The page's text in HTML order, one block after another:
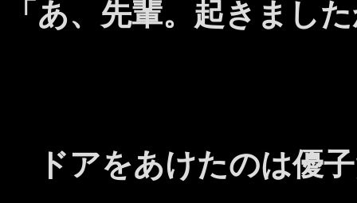
「あ、先輩。起きまし
ドアをあけたのは優